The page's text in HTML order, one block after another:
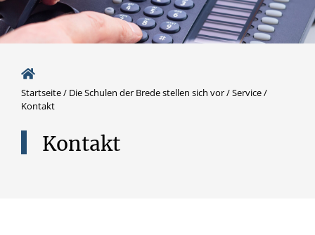
Startseite/ Die Schulen der Brede stellen sich vor/Service/
Kontakt
Kontakt